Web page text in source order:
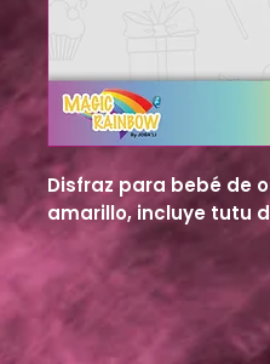
Disfraz para bebé de
amarillo, incluye tutu